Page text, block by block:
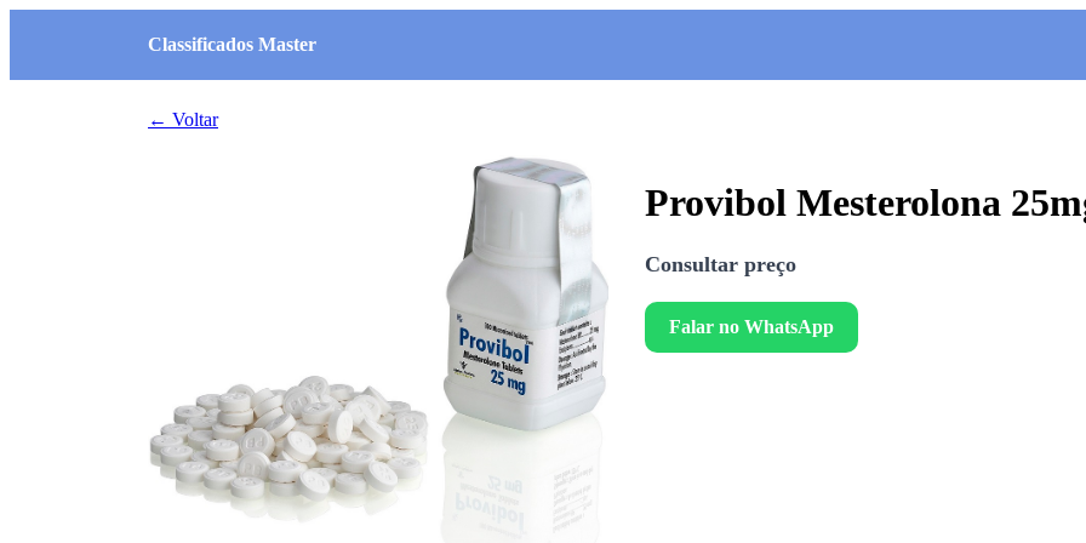
Classificados Master
← Voltar
Provibol Mesterolona
Consultar preço
Falar no WhatsApp